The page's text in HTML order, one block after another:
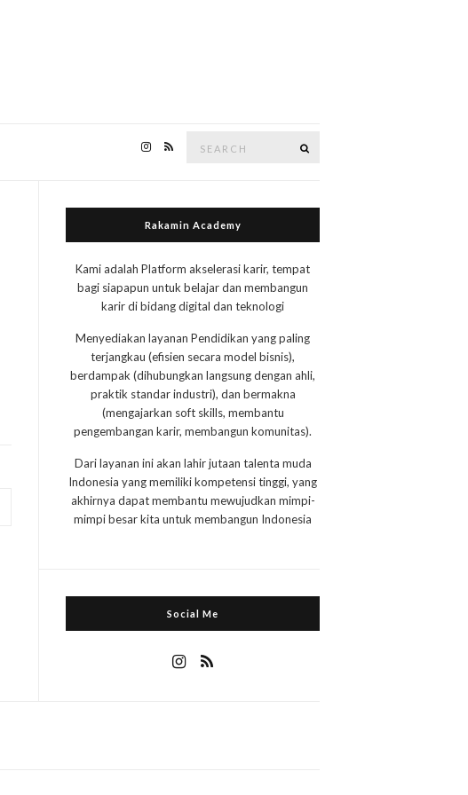
Rakamin Academy
Kami adalah Platform akselerasi karir, tempat
bagi siapapun untuk belajar dan membangun
karir di bidang digital dan teknologi
Menyediakan layanan Pendidikan yang paling
terjangkau (efisien secara model bisnis),
berdampak (dihubungkan langsung dengan ahli,
praktik standar industri), dan bermakna
(mengajarkan soft skills, membantu
pengembangan karir, membangun komunitas).
Dari layanan ini akan lahir jutaan talenta muda
Indonesia yang memiliki kompetensi tinggi, yang
akhirnya dapat membantu mewujudkan mimpi-
mimpi besar kita untuk membangun Indonesia
Social Me